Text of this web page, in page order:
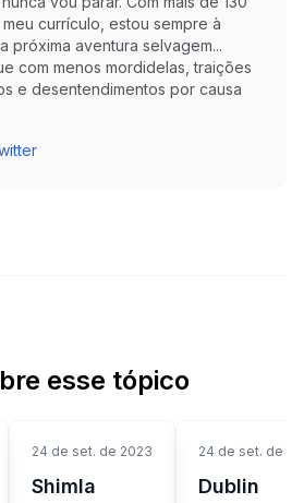
currículo, estou sempre à
próxima aventura selvagem...
com menos mordidelas, traições
e desentendimentos por causa
esse tópico
24 de set. de 2023
Shimla
24 de set. de
Dublin